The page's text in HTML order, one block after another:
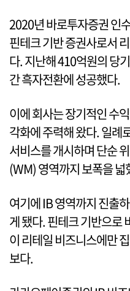
2020년 바로투자증권 인
핀테크 기반 증권사로서
다. 지난해 410억원의 당
간 흑자전환에 성공했다.
이에 회사는 장기적인 수
각화에 주력해 왔다. 일례
서비스를 개시하며 단순
(WM) 영역까지 보폭을 넓
여기에 IB 영역까지 진출
게 됐다. 핀테크 기반으로
이 리테일 비즈니스에만
보다.